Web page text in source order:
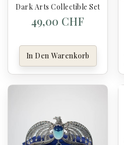
Dark Arts Collectible Set -
49,00 CHF
In Den Warenkorb